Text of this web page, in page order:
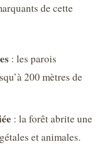
de cette
: les parois
200 mètres de
: la forêt abrite une
et animales.